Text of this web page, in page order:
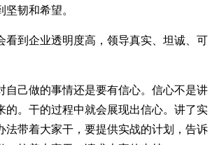
韧和希望。
看到企业透明度高，领导真实、坦诚、可
自己做的事情还是要有信心。信心不是讲
的。干的过程中就会展现出信心。讲了实
法带着大家干，要提供实战的计划，告诉